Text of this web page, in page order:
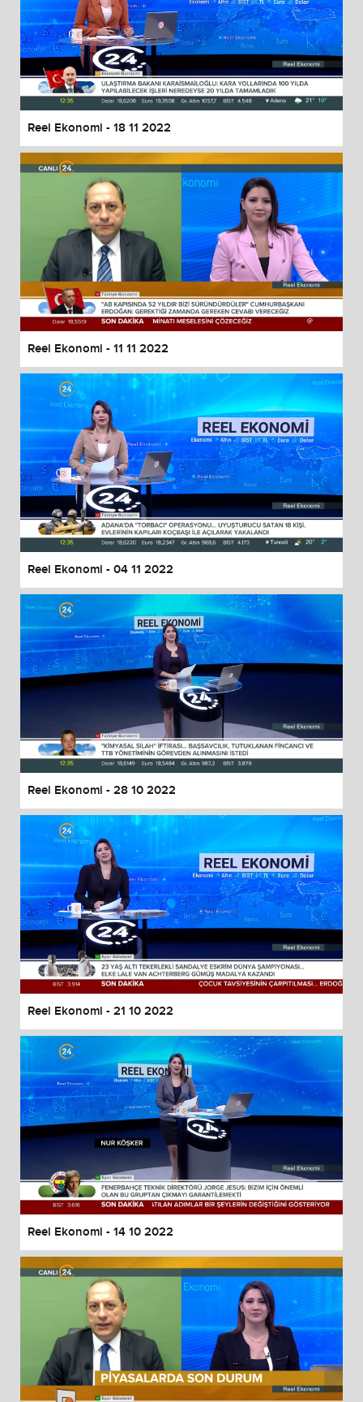
Reel Ekonomi - 18 11 2022
Reel Ekonomi - 11 11 2022
Reel Ekonomi - 04 11 2022
Reel Ekonomi - 28 10 2022
Reel Ekonomi - 21 10 2022
Reel Ekonomi - 14 10 2022